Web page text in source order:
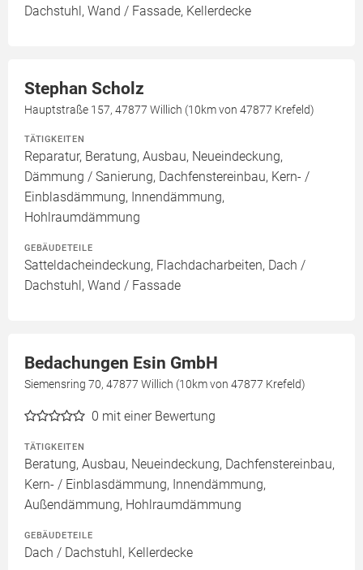
Dachstuhl, Wand / Fassade, Kellerdecke
Stephan Scholz
Hauptstraße 157, 47877 Willich (10km von 47877 Krefeld)
TÄTIGKEITEN
Reparatur, Beratung, Ausbau, Neueindeckung,
Dämmung / Sanierung, Dachfenstereinbau, Kern- /
Einblasdämmung, Innendämmung,
Hohlraumdämmung
GEBÄUDETEILE
Satteldacheindeckung, Flachdacharbeiten, Dach /
Dachstuhl, Wand / Fassade
Bedachungen Esin GmbH
Siemensring 70, 47877 Willich (10km von 47877 Krefeld)
0 mit einer Bewertung
TÄTIGKEITEN
Beratung, Ausbau, Neueindeckung, Dachfenstereinbau,
Kern- / Einblasdämmung, Innendämmung,
Außendämmung, Hohlraumdämmung
GEBÄUDETEILE
Dach / Dachstuhl, Kellerdecke